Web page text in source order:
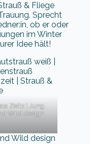
& Fliege
Sprecht
ob er oder
im Winter
Idee hält!
Zeitz | Jung
Wild design
Wild design